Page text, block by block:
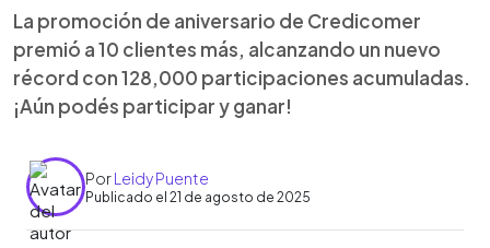
La promoción de aniversario de Credicomer
premió a 10 clientes más, alcanzando un nuevo
récord con 128,000 participaciones acumuladas.
¡Aún podés participar y ganar!
PorLeidy Puente
Publicado el 21 de agosto de 2025